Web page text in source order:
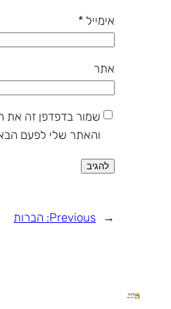
אימייל *
אתר
שמור בדפדפן זה את
והאתר שלי לפעם
←
Previous: הברות